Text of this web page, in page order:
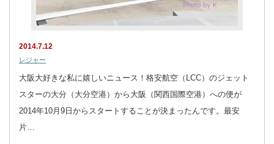
2014.7.12
レジャー
大阪大好きな私に嬉しいニュース！格安航空（LCC）のジェット
スターの大分（大分空港）から大阪（関西国際空港）への便が
2014年10月9日からスタートすることが決まったんです。最安
片…